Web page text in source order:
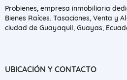
Probienes, empresa inmobiliaria
Bienes Raíces. Tasaciones, Venta y
ciudad de Guayaquil, Guayas,
UBICACIÓN Y CONTACTO